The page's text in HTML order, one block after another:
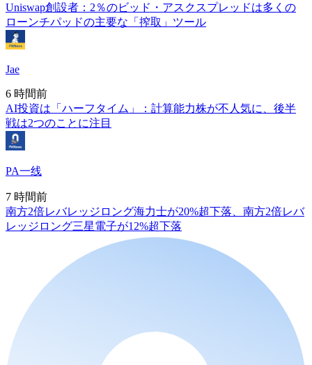
Uniswap創設者：2％のビッド・アスクスプレッドは多くの
ローンチパッドの主要な「搾取」ツール
Jae
6 時間前
AI投資は「ハーフタイム」：計算能力株が不人気に、後半
戦は2つのことに注目
PA一线
7 時間前
南方2倍レバレッジロング海力士が20%超下落、南方2倍レバ
レッジロング三星電子が12%超下落